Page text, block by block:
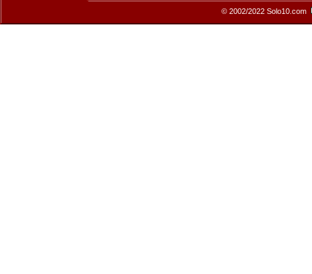
© 2002/2022 Solo10.com